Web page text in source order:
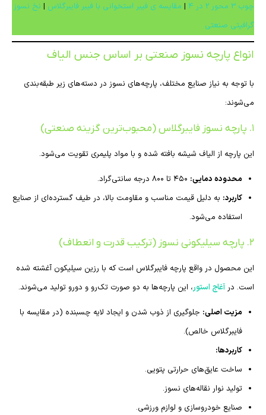
چوب 3 محور 2 در 4
| مقایسه ی فیبر استخوانی با فیبر فایبرگلاس | نخ نسوز
گرافیتی صنعتی
انواع پارچه نسوز صنعتی بر اساس جنس الیاف
با توجه به نیاز صنایع مختلف، پارچه‌های نسوز در دسته‌های زیر طبقه‌بندی
می‌شوند:
۱. پارچه نسوز فایبرگلاس (محبوب‌ترین گزینه صنعتی)
این پارچه از الیاف شیشه بافته شده و با مواد پلیمری تقویت می‌شود.
محدوده دمایی:
کاربرد: به دلیل قیمت مناسب و مقاومت بالا، در طیف گسترده‌ای از صنایع
استفاده می‌شود.
۲. پارچه سیلیکونی نسوز (ترکیب قدرت و انعطاف)
این محصول در واقع پارچه فایبرگلاس است که با رزین سیلیکون آغشته شده
است. در آغاج استور، این پارچه‌ها به دو صورت تک‌رو و دو‌رو تولید می‌شوند.
مزیت اصلی: جلوگیری از ذوب شدن و ایجاد لایه چسبنده (در مقایسه با
فایبرگلاس خالص).
کاربردها:
ساخت عایق‌های حرارتی پتویی.
تولید نوار نقاله‌های نسوز.
صنایع خودروسازی و لوازم ورزشی.